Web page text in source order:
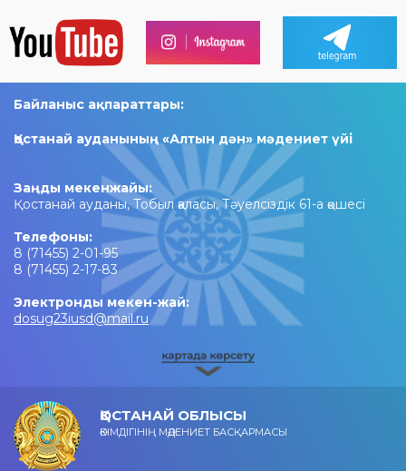
Байланыс ақпараттары:
Қостанай ауданының «Алтын дән» мәдениет үйі
Заңды мекенжайы:
Қостанай ауданы, Тобыл қаласы, Тәуелсіздік 61-а қөшесі
Телефоны:
8 (71455) 2-01-95
8 (71455) 2-17-83
Электронды мекен-жай:
dosug23iusd@mail.ru
ҚОСТАНАЙ ОБЛЫСЫ
ӘКІМДІГІНІҢ МӘДЕНИЕТ БАСҚАРМАСЫ